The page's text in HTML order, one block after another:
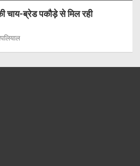
चाय-ब्रेड पकौड़े से मिल रही